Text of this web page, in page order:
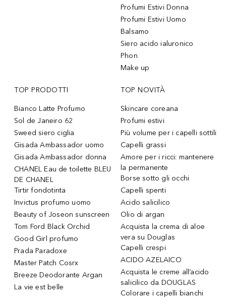
Profumi Estivi Donna
Profumi Estivi Uomo
Balsamo
Siero acido ialuronico
Phon
Make up
TOP PRODOTTI
Bianco Latte Profumo
Sol de Janeiro 62
Sweed siero ciglia
Gisada Ambassador uomo
Gisada Ambassador donna
CHANEL Eau de toilette BLEU
DE CHANEL
Tirtir fondotinta
Invictus profumo uomo
Beauty of Joseon sunscreen
Tom Ford Black Orchid
Good Girl profumo
Prada Paradoxe
Master Patch Cosrx
Breeze Deodorante Argan
La vie est belle
TOP NOVITÀ
Skincare coreana
Profumi estivi
Più volume per i capelli sottili
Capelli grassi
Amore per i ricci: mantenere
la permanente
Borse sotto gli occhi
Capelli spenti
Acido salicilico
Olio di argan
Acquista la crema di aloe
vera su Douglas
Capelli crespi
ACIDO AZELAICO
Acquista le creme all’acido
salicilico da DOUGLAS
Colorare i capelli bianchi